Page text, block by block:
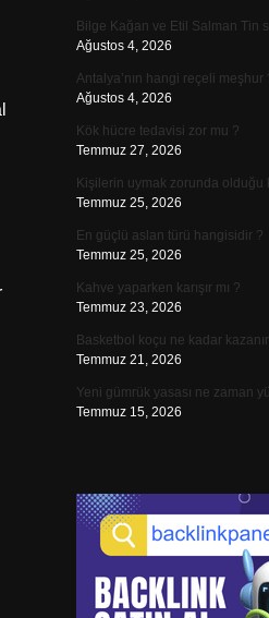
Bilge Kağan ve Etil Salman Tin
Ağustos 4, 2026
Antalya’nın hangi reçeli meşhur
Ağustos 4, 2026
Kök hücre tedavisi zor mu ?
Temmuz 27, 2026
Kişilerin uymak zorunda olduğu
Temmuz 25, 2026
En güçlü aslan türü hangisidir ?
Temmuz 25, 2026
Kahve yaparken karışır mı ?
Temmuz 23, 2026
Basketbol koçu ne kadar
Temmuz 21, 2026
Yeni gümrük yasası ne zaman
Temmuz 15, 2026